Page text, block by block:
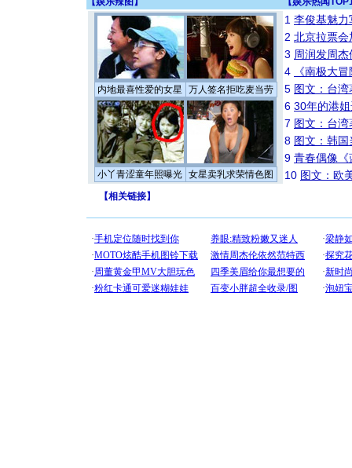
内地最喜性爱的女星 万人签名拒吃麦当劳
小丫青涩童年照曝光 女星卖乳求荣情色图
1 李俊基魅力
2 北京拉票
3 周润发周
4
《南极大
5 图文：台
6 30年的港
7 图文：台
8 图文：韩
9 青春偶像《
10 图文：欧
【相关链接】